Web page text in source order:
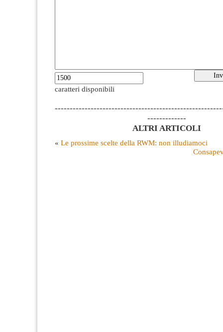
caratteri disponibili
-------------
ALTRI ARTICOLI
« Le prossime scelte della RWM: non illudiamoci